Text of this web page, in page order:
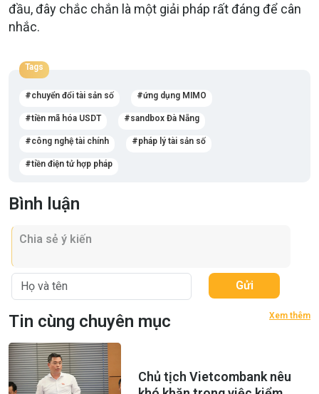
đầu, đây chắc chắn là một giải pháp rất đáng để cân
nhắc.
Tags
chuyển đổi tài sản số ứng dụng MIMO
tiền mã hóa USDT sandbox Đà Nẵng
công nghệ tài chính pháp lý tài sản số
tiền điện tử hợp pháp
Bình luận
Gửi
Tin cùng chuyên mục Xem thêm
Chủ tịch Vietcombank nêu